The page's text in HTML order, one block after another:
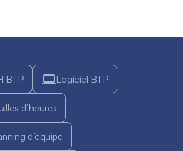
BTP Logiciel BTP
d’heures
d’équipe